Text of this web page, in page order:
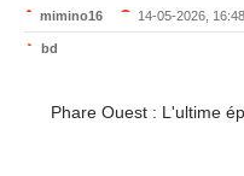
mimino16 14-05-2026, 16:48
bd
Phare Ouest : L'ultime